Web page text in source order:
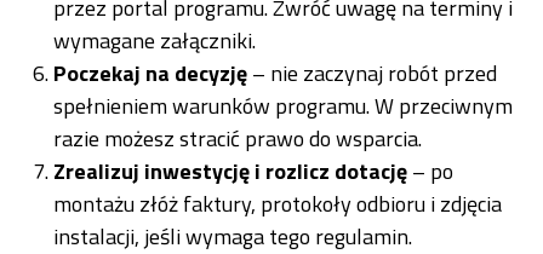
przez portal programu. Zwróć uwagę na terminy i
wymagane załączniki.
Poczekaj na decyzję– nie zaczynaj robót przed
spełnieniem warunków programu. W przeciwnym
razie możesz stracić prawo do wsparcia.
Zrealizuj inwestycję i rozlicz dotację– po
montażu złóż faktury, protokoły odbioru i zdjęcia
instalacji, jeśli wymaga tego regulamin.